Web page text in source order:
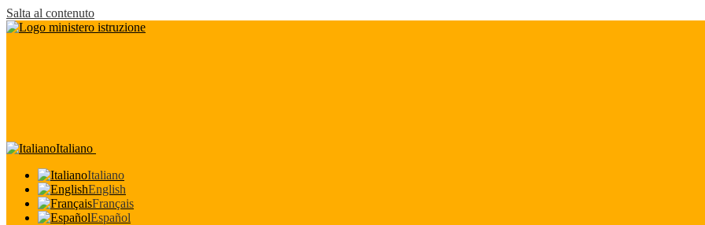
Salta al contenuto
Italiano
Italiano
English
Français
Español